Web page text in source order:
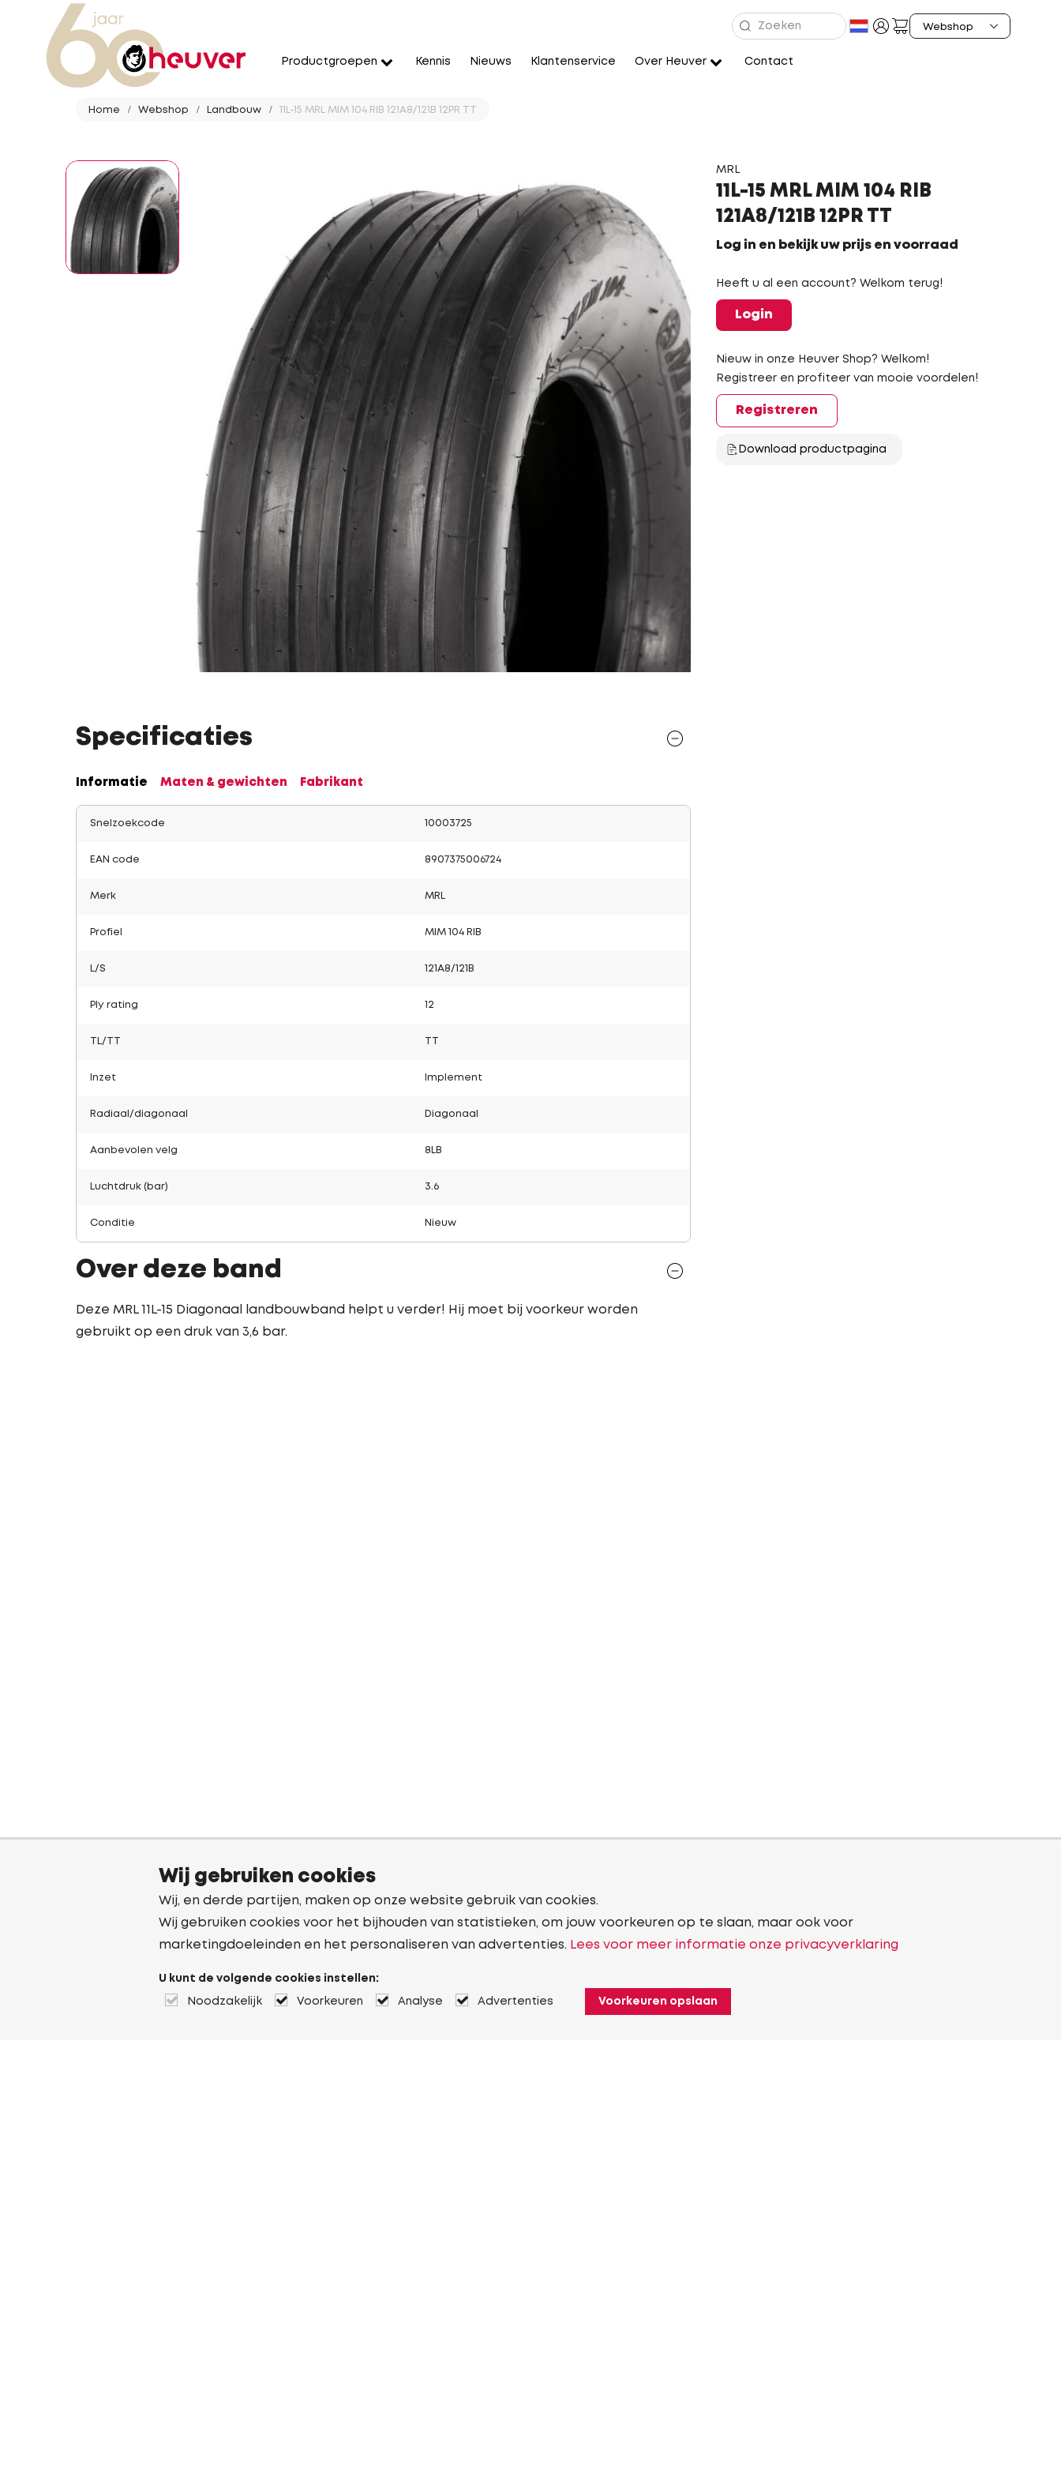
Productgroepen Kennis Nieuws Klantenservice Over Heuver Contact
Home Webshop Landbouw 11L-15 MRL MIM 104 RIB 121A8/121B 12PR TT
MRL
11L-15 MRL MIM 104 RIB
121A8/121B 12PR TT
Log in en bekijk uw prijs en voorraad
Heeft u al een account? Welkom terug!
Login
Nieuw in onze Heuver Shop? Welkom!
Registreer en profiteer van mooie voordelen!
Registreren
Download productpagina
Specificaties
Informatie Maten & gewichten Fabrikant
Snelzoekcode 10003725
EAN code 8907375006724
Merk MRL
Profiel MIM 104 RIB
L/S 121A8/121B
Ply rating 12
TL/TT
Inzet Implement
Radiaal/diagonaal Diagonaal
Aanbevolen velg 8LB
Luchtdruk (bar) 3.6
Conditie Nieuw
Over deze band
Deze MRL 11L-15 Diagonaal landbouwband helpt u verder! Hij moet bij voorkeur worden
gebruikt op een druk van 3,6 bar.
Wij gebruiken cookies
Wij, en derde partijen, maken op onze website gebruik van cookies.
Wij gebruiken cookies voor het bijhouden van statistieken, om jouw voorkeuren op te slaan, maar ook voor
marketingdoeleinden en het personaliseren van advertenties. Lees voor meer informatie onze privacyverklaring
U kunt de volgende cookies instellen:
Noodzakelijk Voorkeuren Analyse Advertenties Voorkeuren opslaan